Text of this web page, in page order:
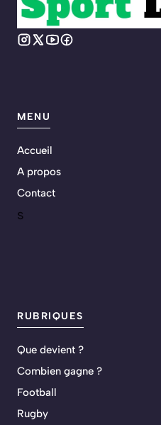
MENU
Accueil
A propos
Contact
s
RUBRIQUES
Que devient ?
Combien gagne ?
Football
Rugby